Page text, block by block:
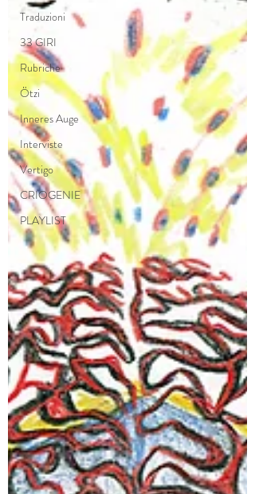
Traduzioni
33 GIRI
Rubriche
Ötzi
Inneres Auge
Interviste
Vertigo
CRIOGENIE
PLAYLIST